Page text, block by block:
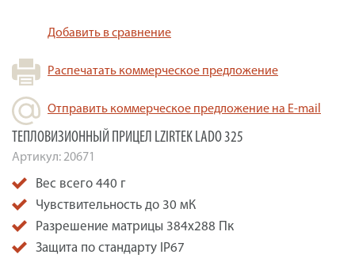
Добавить в сравнение
Распечатать коммерческое предложение
Отправить коммерческое предложение на E-mail
ТЕПЛОВИЗИОННЫЙ ПРИЦЕЛ LZIRTEK LADO 325
Артикул:20671
Вес всего 440 г
Чувствительность до 30 мК
Разрешение матрицы 384x288 Пк
Защита по стандарту IP67